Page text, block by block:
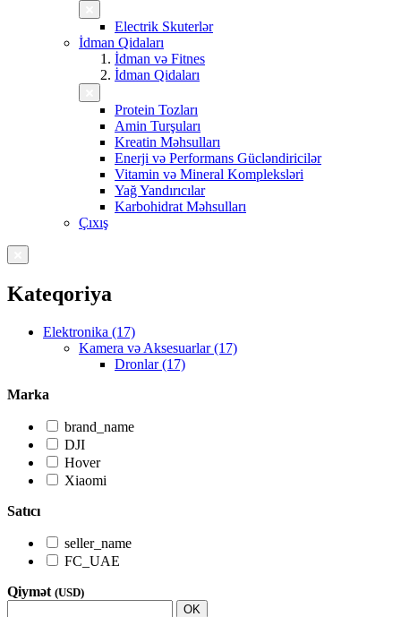
Electrik Skuterlər
İdman Qidaları
İdman və Fitnes
İdman Qidaları
Protein Tozları
Amin Turşuları
Kreatin Məhsulları
Enerji və Performans Gücləndiricilər
Vitamin və Mineral Kompleksləri
Yağ Yandırıcılar
Karbohidrat Məhsulları
Çıxış
Kateqoriya
Elektronika (17)
Kamera və Aksesuarlar (17)
Dronlar (17)
Marka
brand_name
DJI
Hover
Xiaomi
Satıcı
seller_name
FC_UAE
Qiymət (USD)
OK